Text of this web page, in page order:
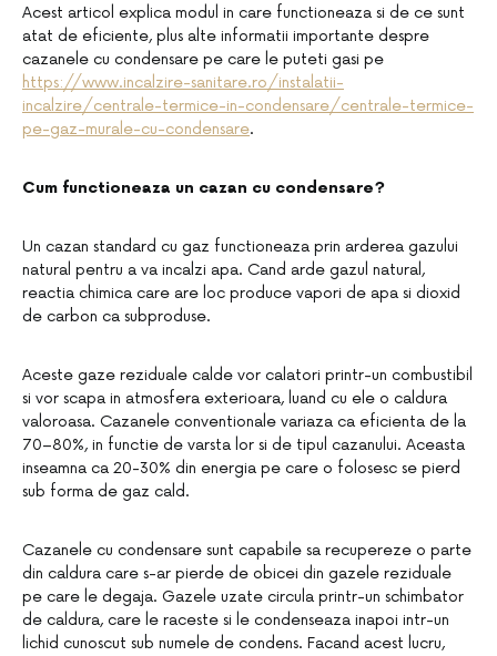
Acest articol explica modul in care functioneaza si de ce sunt
atat de eficiente, plus alte informatii importante despre
cazanele cu condensare pe care le puteti gasi pe
https://www.incalzire-sanitare.ro/instalatii-
incalzire/centrale-termice-in-condensare/centrale-termice-
pe-gaz-murale-cu-condensare.
Cum functioneaza un cazan cu condensare?
Un cazan standard cu gaz functioneaza prin arderea gazului
natural pentru a va incalzi apa. Cand arde gazul natural,
reactia chimica care are loc produce vapori de apa si dioxid
de carbon ca subproduse.
Aceste gaze reziduale calde vor calatori printr-un combustibil
si vor scapa in atmosfera exterioara, luand cu ele o caldura
valoroasa. Cazanele conventionale variaza ca eficienta de la
70–80%, in functie de varsta lor si de tipul cazanului. Aceasta
inseamna ca 20-30% din energia pe care o folosesc se pierd
sub forma de gaz cald.
Cazanele cu condensare sunt capabile sa recupereze o parte
din caldura care s-ar pierde de obicei din gazele reziduale
pe care le degaja. Gazele uzate circula printr-un schimbator
de caldura, care le raceste si le condenseaza inapoi intr-un
lichid cunoscut sub numele de condens. Facand acest lucru,